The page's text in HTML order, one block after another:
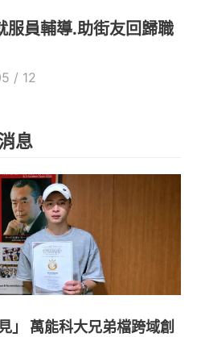
服員輔導.助街友回歸職
/ 12
息
」 萬能科大兄弟檔跨域創